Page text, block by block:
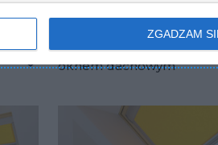
ZGADZAM
Piękny pokój dziecięcy z
oknem dachowym